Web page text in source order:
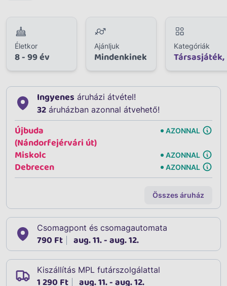
Életkor
8 - 99 év
Ajánljuk
Mindenkinek
Kategóriák
Ingyenes áruházi átvétel!
32 áruházban azonnal átvehető!
Újbuda
(Nándorfejérvári út)
AZONNAL
Miskolc AZONNAL
Debrecen AZONNAL
Összes áruház
Csomagpont és csomagautomata
790 Ft aug. 11. - aug. 12.
Kiszállítás MPL futárszolgálattal
1 290 Ft aug. 11. - aug. 12.